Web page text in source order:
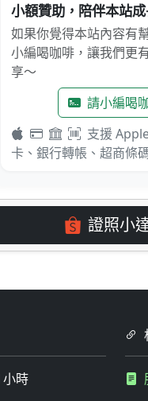
小額贊助，陪伴本站成
如果你覺得本站內容有
小編喝咖啡，讓我們更
享～
請小編喝
支援
卡、銀行轉帳、超商條
證照小
時